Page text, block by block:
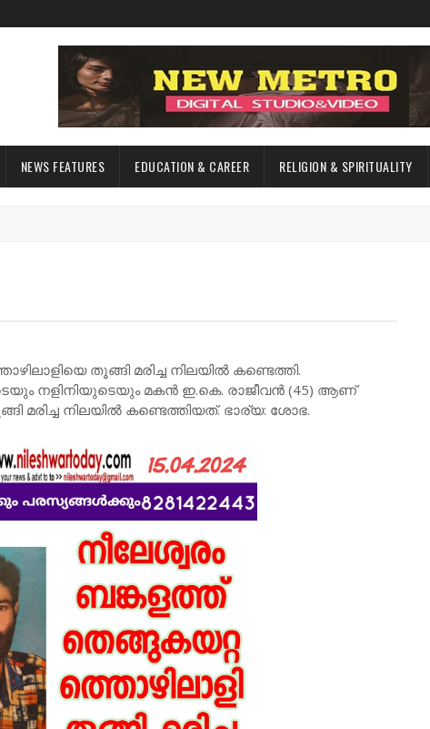
NEWS FEATURES EDUCATION & CAREER RELIGION & SPIRITUALITY
തൂങ്ങി മരിച്ച നിലയിൽ കണ്ടെത്തി.
നളിനിയുടെയും മകൻ ഇ.കെ. രാജീവൻ (45) ആണ്
മരിച്ച നിലയിൽ കണ്ടെത്തിയത്. ഭാര്യ: ശോഭ.